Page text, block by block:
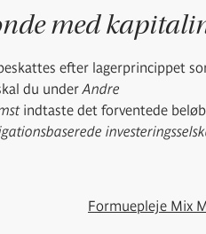
med
efter lagerprincippet
du underAndre
indtaste det forventede
Formuepleje Mix